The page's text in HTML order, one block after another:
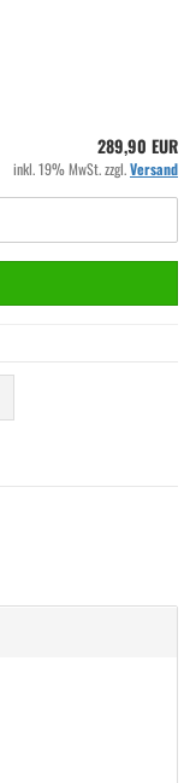
289,90 EUR
inkl. 19% MwSt. zzgl.Versand